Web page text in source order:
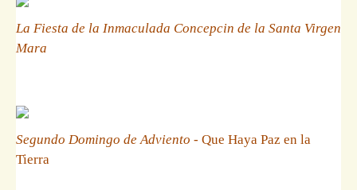
La Fiesta de la Inmaculada Concepcin de la Santa Virgen
Mara
Segundo Domingo de Adviento - Que Haya Paz en la
Tierra